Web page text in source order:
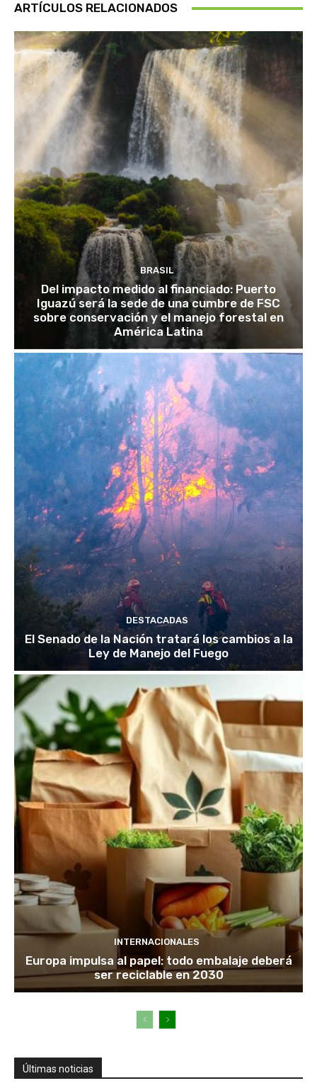
ARTÍCULOS RELACIONADOS
BRASIL
Del impacto medido al financiado: Puerto
Iguazú será la sede de una cumbre de FSC
sobre conservación y el manejo forestal en
América Latina
DESTACADAS
El Senado de la Nación tratará los cambios a la
Ley de Manejo del Fuego
INTERNACIONALES
Europa impulsa al papel: todo embalaje deberá
ser reciclable en 2030
Últimas noticias